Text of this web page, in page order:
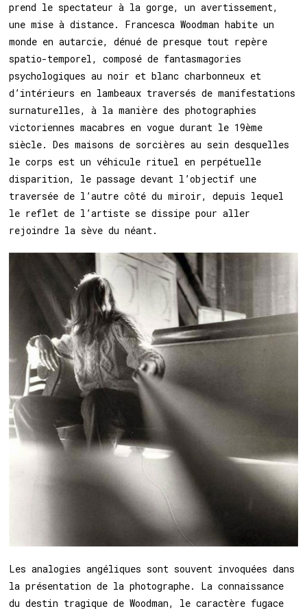
prend le spectateur à la gorge, un avertissement,
une mise à distance. Francesca Woodman habite un
monde en autarcie, dénué de presque tout repère
spatio-temporel, composé de fantasmagories
psychologiques au noir et blanc charbonneux et
d’intérieurs en lambeaux traversés de manifestations
surnaturelles, à la manière des photographies
victoriennes macabres en vogue durant le 19ème
siècle. Des maisons de sorcières au sein desquelles
le corps est un véhicule rituel en perpétuelle
disparition, le passage devant l’objectif une
traversée de l’autre côté du miroir, depuis lequel
le reflet de l’artiste se dissipe pour aller
rejoindre la sève du néant.
Les analogies angéliques sont souvent invoquées dans
la présentation de la photographe. La connaissance
du destin tragique de Woodman, le caractère fugace